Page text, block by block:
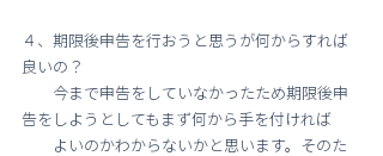
４、期限後申告を行おうと思うが何からすれば
良いの？
今まで申告をしていなかったため期限後申
告をしようとしてもまず何から手を付ければ
よいのかわからないかと思います。そのた